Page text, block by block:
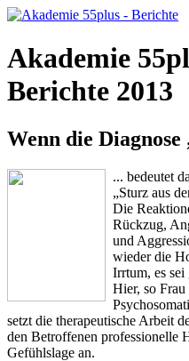
Akademie
Berichte 2013
Wenn die
... bedeutet
„Sturz aus
Die
Rückzug,
und
wieder die
Irrtum, es sei
Hier, so
setzt die therapeutische Arbeit
den Betroffenen professionelle
Gefühlslage an.